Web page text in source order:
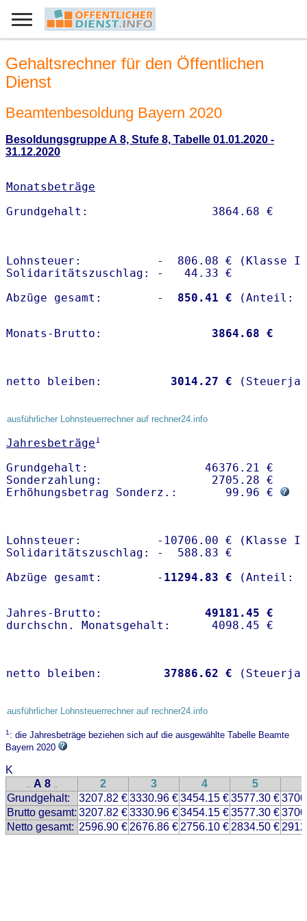
Gehaltsrechner für den Öffentlichen
Dienst
Beamtenbesoldung Bayern 2020
Besoldungsgruppe A 8, Stufe 8, Tabelle 01.01.2020 -
31.12.2020
Monatsbeträge
Lohnsteuer:           -  806.08 € (Klasse I)
Solidaritätszuschlag: -   44.33 €
Abzüge gesamt:        -
  850.41 €
Monats-Brutto: 3864.68 €
netto bleiben: 3014.27 €
ausführlicher Lohnsteuerrechner auf rechner24.info
Jahresbeträge1
Grundgehalt:                 46376.21 €
Sonderzahlung:                2705.28 €
Erhöhungsbetrag Sonderz.:       99.96 €
Lohnsteuer:           -10706.00 € (Klasse I)
Solidaritätszuschlag: -  588.83 €
Abzüge gesamt:        - 11294.83 €
Jahres-Brutto: 49181.45 €
netto bleiben: 37886.62 €
ausführlicher Lohnsteuerrechner auf rechner24.info
1: die Jahresbeträge beziehen sich auf die ausgewählte Tabelle Beamte
Bayern 2020
K
.. A 8 .. 2 3 4 5
Grundgehalt:
3207.82 €3330.96 €3454.15 €3577.30 €
Brutto gesamt: 3207.82 €3330.96 €3454.15 €3577.30 €
Netto gesamt: 2596.90 € 2676.86 € 2756.10 € 2834.50 €